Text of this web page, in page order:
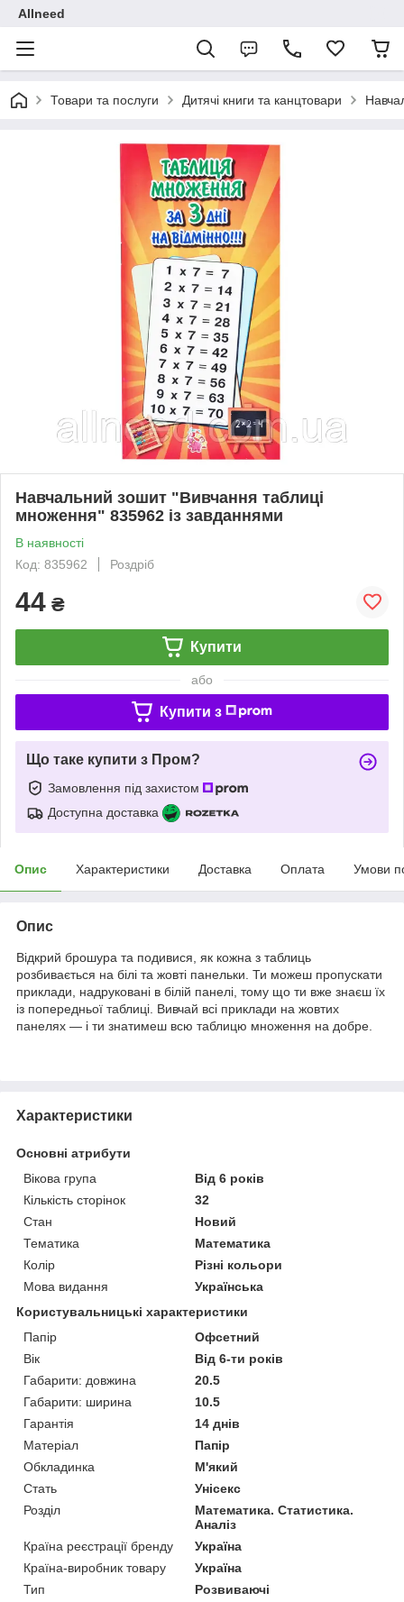
Allneed
Товари та послуги Дитячі книги та канцтовари
Навчальний зошит "Вивчання таблиці
множення" 835962 із завданнями
В наявності
Код: 835962
Роздріб
44 ₴
Купити
або
Купити з
Що таке купити з Пром?
Замовлення під захистом
Доступна доставка
Опис Характеристики Доставка Оплата Умови
Опис
Відкрий брошура та подивися, як кожна з таблиць
розбивається на білі та жовті панельки. Ти можеш пропускати
приклади, надруковані в білій панелі, тому що ти вже знаєш їх
із попередньої таблиці. Вивчай всі приклади на жовтих
панелях — і ти знатимеш всю таблицю множення на добре.
Характеристики
Основні атрибути
Вікова група
Від 6 років
Кількість сторінок
32
Стан
Новий
Тематика
Математика
Колір
Різні кольори
Мова видання
Українська
Користувальницькі характеристики
Папір
Офсетний
Вік
Від 6-ти років
Габарити: довжина
20.5
Габарити: ширина
10.5
Гарантія
14 днів
Матеріал
Папір
Обкладинка
М'який
Стать
Унісекс
Розділ
Математика. Статистика.
Аналіз
Країна реєстрації бренду
Україна
Країна-виробник товару
Україна
Тип
Розвиваючі